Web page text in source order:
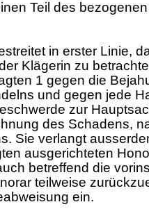
Teil des
in erster Linie,
Klägerin zu
1 gegen die
und gegen jede
zur
des Schadens,
Sie verlangt
ausgerichteten
betreffend die
teilweise
ein.